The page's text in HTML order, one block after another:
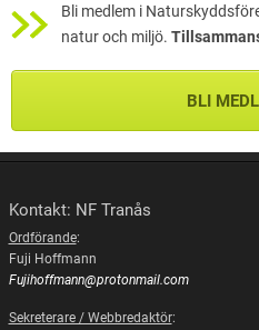
Bli medlem i
natur och miljö.
BLI
Kontakt: NF Tranås
Ordförande:
Fuji Hoffmann
Fujihoffmann@protonmail.com
Sekreterare / Webbredaktör: